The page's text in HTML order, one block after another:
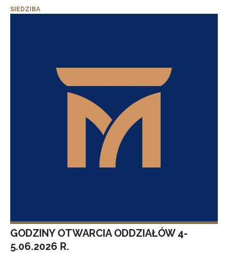
SIEDZIBA
GODZINY OTWARCIA ODDZIAŁÓW 4-
5.06.2026 R.